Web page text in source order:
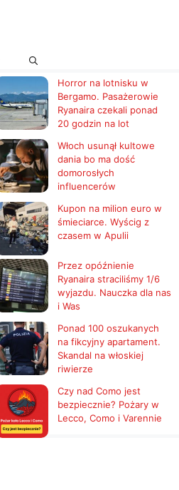
Horror na lotnisku w
Bergamo. Pasażerowie
Ryanaira czekali ponad
20 godzin na lot
Włoch usunął kultowe
dania bo ma dość
domorosłych
influencerów
Kupon na milion euro w
śmieciarce. Wyścig z
czasem w Apulii
Przez opóźnienie
Ryanaira straciliśmy 1/6
wyjazdu. Nauczka dla nas
i Was
Ponad 100 oszukanych
na fikcyjny apartament.
Skandal na włoskiej
riwierze
Czy nad Como jest
bezpiecznie? Pożary w
Lecco, Como i Varennie